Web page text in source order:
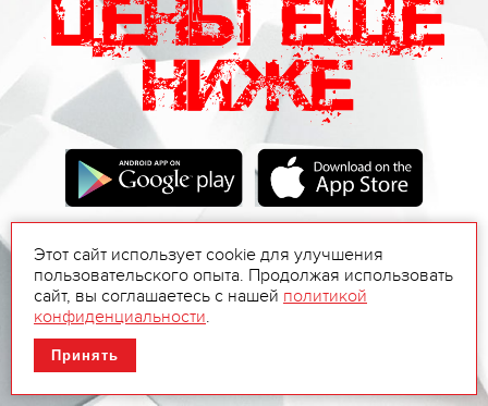
Этот сайт использует cookie для улучшения
пользовательского опыта. Продолжая использовать
сайт, вы соглашаетесь с нашей политикой
конфиденциальности.
Принять